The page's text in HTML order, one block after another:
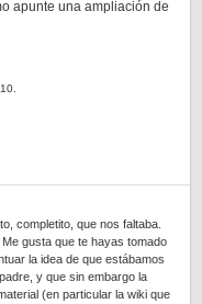
apunte una ampliación de
completito, que nos faltaba.
gusta que te hayas tomado
la idea de que estábamos
y que sin embargo la
(en particular la wiki que